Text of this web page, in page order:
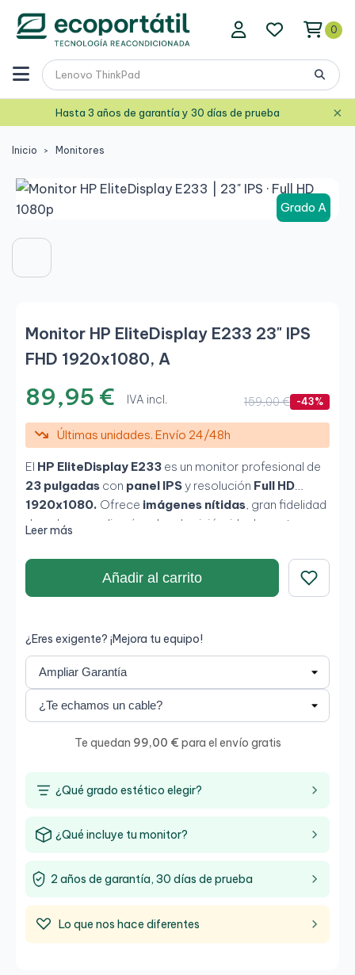
0
Hasta 3 años de garantía y 30 días de prueba ×
Inicio Monitores
Grado A
Monitor HP EliteDisplay E233 23" IPS
FHD 1920x1080, A
89,95 € IVA incl. 159,00 € -43%
Últimas unidades. Envío 24/48h
El HP EliteDisplay E233 es un monitor profesional de
23 pulgadas con panel IPSy resolución Full HD
1920x1080. Ofrece imágenes nítidas, gran fidelidad
de color y amplios ángulos de visión, ideal para tareas
Su diseño ergonómico y conectividad completa lo
convierten en una opción versátil y duradera.
Leer más
Añadir al carrito
¿Eres exigente? ¡Mejora tu equipo!
Te quedan 99,00 € para el envío gratis
¿Qué grado estético elegir?
¿Qué incluye tu monitor?
2 años de garantía, 30 días de prueba
Lo que nos hace diferentes